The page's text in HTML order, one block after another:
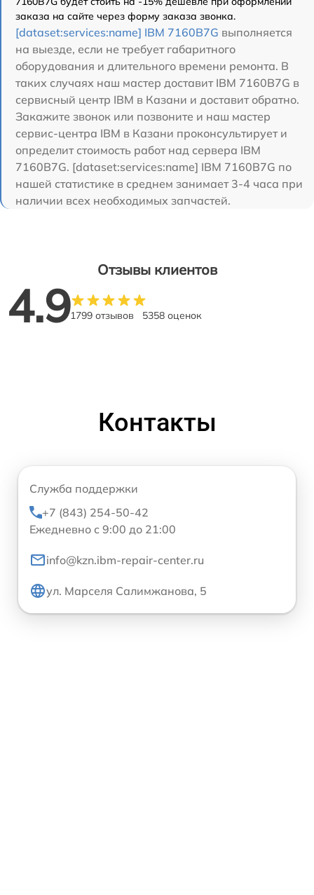
заказа на сайте через форму заказа звонка.
[dataset:services:name] IBM 7160B7G выполняется
на выезде, если не требует габаритного
оборудования и длительного времени ремонта. В
таких случаях наш мастер доставит IBM 7160B7G в
сервисный центр IBM в Казани и доставит обратно.
Закажите звонок или позвоните и наш мастер
сервис-центра IBM в Казани проконсультирует и
определит стоимость работ над сервера IBM
7160B7G. [dataset:services:name] IBM 7160B7G по
нашей статистике в среднем занимает 3-4 часа при
наличии всех необходимых запчастей.
Отзывы клиентов
4.91799 отзывов 5358 оценок
Контакты
Служба поддержки
+7 (843) 254-50-42
Ежедневно с 9:00 до 21:00
info@kzn.ibm-repair-center.ru
ул. Марселя Салимжанова, 5